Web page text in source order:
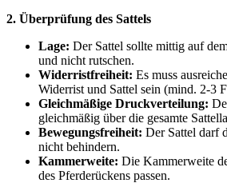
2. Überprüfung des Sattels
Lage: Der Sattel sollte mittig auf
und nicht rutschen.
Widerristfreiheit: Es muss
Widerrist und Sattel sein (mind. 2-3
Gleichmäßige Druckverteilung:
gleichmäßig über die gesamte
Bewegungsfreiheit: Der Sattel darf
nicht behindern.
Kammerweite: Die Kammerweite
des Pferderückens passen.